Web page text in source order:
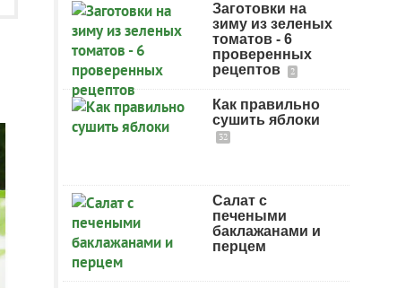
Заготовки на
зиму из зеленых
томатов - 6
проверенных
рецептов
2
Как правильно
сушить яблоки
32
Салат с
печеными
баклажанами и
перцем